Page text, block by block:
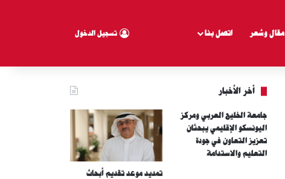
مقال وشعر اتصل بنا تسجيل الدخول
أخر الأخبار
جامعة الخليج العربي ومركز
اليونسكو الإقليمي يبحثان
تعزيز التعاون في جودة
التعليم والاستدامة
تمديد موعد تقديم أبحاث